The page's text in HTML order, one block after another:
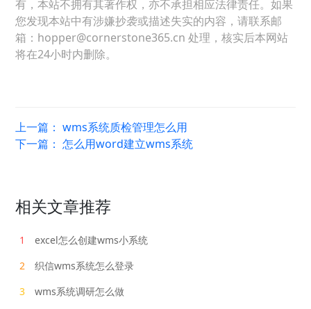
有，本站不拥有其著作权，亦不承担相应法律责任。如果
您发现本站中有涉嫌抄袭或描述失实的内容，请联系邮
箱：hopper@cornerstone365.cn 处理，核实后本网站
将在24小时内删除。
上一篇：wms系统质检管理怎么用
下一篇：怎么用word建立wms系统
相关文章推荐
1
excel怎么创建wms小系统
2
织信wms系统怎么登录
3
wms系统调研怎么做